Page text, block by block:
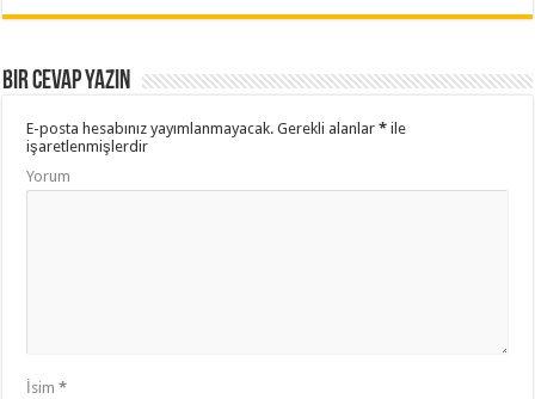
Bir cevap yazın
E-posta hesabınız yayımlanmayacak. Gerekli alanlar* ile
işaretlenmişlerdir
Yorum
İsim*